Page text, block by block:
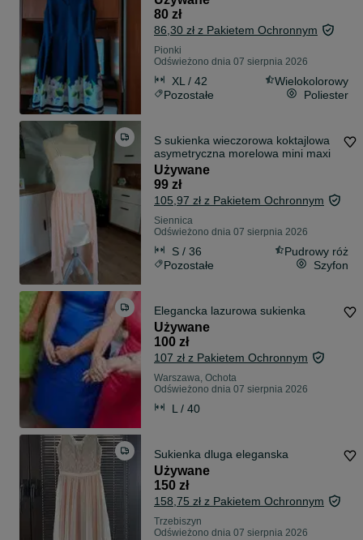
80 zł
86,30 zł z Pakietem Ochronnym
Pionki
Odświeżono dnia 07 sierpnia 2026
XL / 42
Wielokolorowy
Pozostałe
Poliester
S sukienka wieczorowa koktajlowa
asymetryczna morelowa mini maxi
Używane
99 zł
105,97 zł z Pakietem Ochronnym
Siennica
Odświeżono dnia 07 sierpnia 2026
S / 36
Pudrowy róż
Pozostałe
Szyfon
Elegancka lazurowa sukienka
Używane
100 zł
107 zł z Pakietem Ochronnym
Warszawa, Ochota
Odświeżono dnia 07 sierpnia 2026
L / 40
Sukienka dluga eleganska
Używane
150 zł
158,75 zł z Pakietem Ochronnym
Trzebiszyn
Odświeżono dnia 07 sierpnia 2026